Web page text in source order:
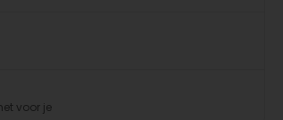
voor je